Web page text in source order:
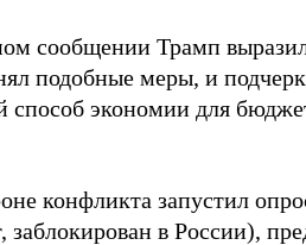
сообщении Трамп
подобные меры, и
способ экономии для
конфликта запустил
в России),